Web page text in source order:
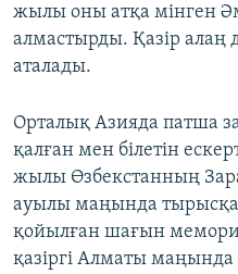
жылы оны атқа мінген
алмастырды. Қазір алаң
аталады.
Орталық Азияда патша
қалған мен білетін
жылы Өзбекстанның
ауылы маңында
қойылған шағын
қазіргі Алматы